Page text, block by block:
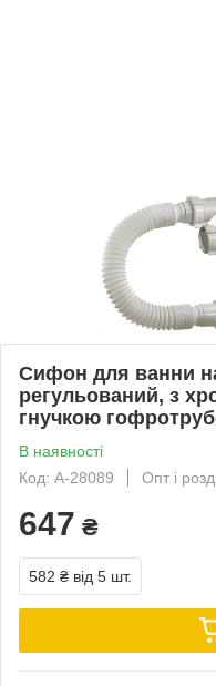
Сифон для ванни
регульований, з
гнучкою
В наявності
Код: А-28089
Опт і
647 ₴
582 ₴ від 5 шт.